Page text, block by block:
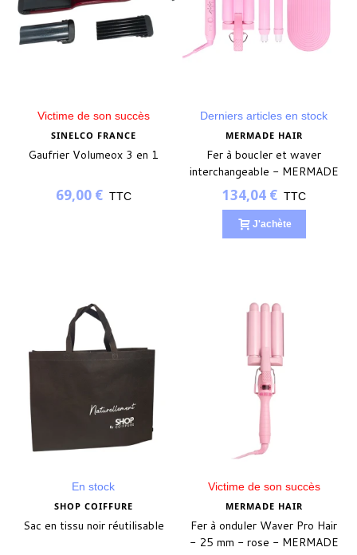
Victime de son succès
SINELCO FRANCE
Gaufrier Volumeox 3 en 1
69,00 € TTC
Derniers articles en stock
MERMADE HAIR
Fer à boucler et waver
interchangeable - MERMADE
134,04 € TTC
J'achète
En stock
SHOP COIFFURE
Sac en tissu noir réutilisable
Victime de son succès
MERMADE HAIR
Fer à onduler Waver Pro Hair
- 25 mm - rose - MERMADE